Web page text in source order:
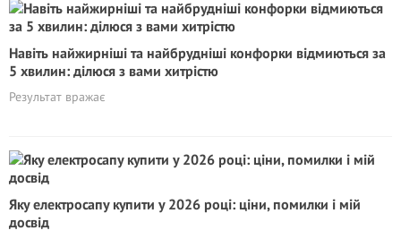
Навіть найжирніші та найбрудніші конфорки відмиються за
5 хвилин: ділюся з вами хитрістю
Результат вражає
Яку електросапу купити у 2026 році: ціни, помилки і мій
досвід